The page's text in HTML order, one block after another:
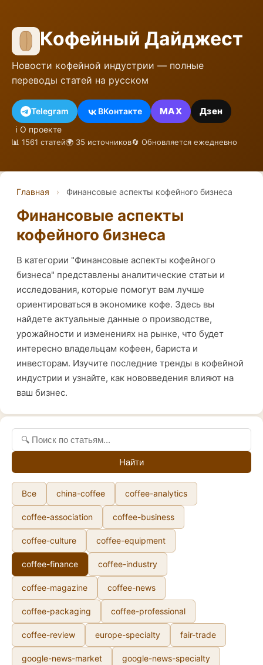
Кофейный Дайджест
Новости кофейной индустрии — полные
переводы статей на русском
Telegram ВКонтакте MAX Дзен
ℹ️ О проекте
📊 1561 статей🌍 35 источников🔄 Обновляется ежедневно
Главная › Финансовые аспекты кофейного бизнеса
Финансовые аспекты
кофейного бизнеса
В категории "Финансовые аспекты кофейного
бизнеса" представлены аналитические статьи и
исследования, которые помогут вам лучше
ориентироваться в экономике кофе. Здесь вы
найдете актуальные данные о производстве,
урожайности и изменениях на рынке, что будет
интересно владельцам кофеен, бариста и
инвесторам. Изучите последние тренды в кофейной
индустрии и узнайте, как нововведения влияют на
ваш бизнес.
Найти
Все china-coffee coffee-analytics
coffee-association coffee-business
coffee-culture coffee-equipment
coffee-finance coffee-industry
coffee-magazine coffee-news
coffee-packaging coffee-professional
coffee-review europe-specialty fair-trade
google-news-market google-news-specialty